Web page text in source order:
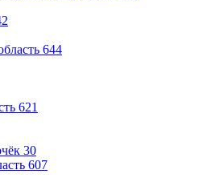
644
621
30
607